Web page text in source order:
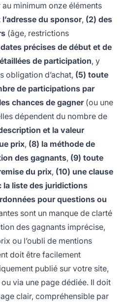
minimum onze éléments
l’adresse du sponsor, (2) des
(âge, restrictions
précises de début et de
de participation, y
obligation d’achat, (5) toute
de participations par
chances de gagner(ou une
dépendent du nombre de
et la valeur
prix, (8) la méthode de
des gagnants, (9) toute
du prix, (10) une clause
la liste des juridictions
pour questions ou
sont un manque de clarté
des gagnants imprécise,
ou l’oubli de mentions
doit être facilement
publié sur votre site,
via une page dédiée. Il doit
clair, compréhensible par